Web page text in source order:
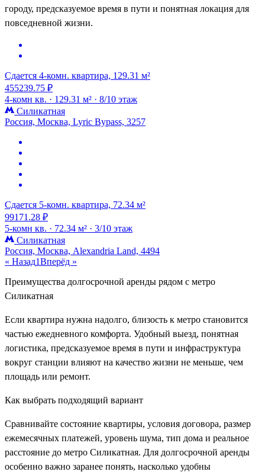
городу, предсказуемое время в пути и понятная локация для
повседневной жизни.
Сдается 4-комн. квартира, 129.31 м²
455239.75 ₽
4-комн кв. · 129.31 м² · 8/10 этаж
Силикатная
Россия, Москва, Lyric Bypass, 3257
Сдается 5-комн. квартира, 72.34 м²
99171.28 ₽
5-комн кв. · 72.34 м² · 3/10 этаж
Силикатная
Россия, Москва, Alexandria Land, 4494
« Назад1Вперёд »
Преимущества долгосрочной аренды рядом с метро
Силикатная
Если квартира нужна надолго, близость к метро становится
частью ежедневного комфорта. Удобный выезд, понятная
логистика, предсказуемое время в пути и инфраструктура
вокруг станции влияют на качество жизни не меньше, чем
площадь или ремонт.
Как выбрать подходящий вариант
Сравнивайте состояние квартиры, условия договора, размер
ежемесячных платежей, уровень шума, тип дома и реальное
расстояние до метро Силикатная. Для долгосрочной аренды
особенно важно заранее понять, насколько удобны